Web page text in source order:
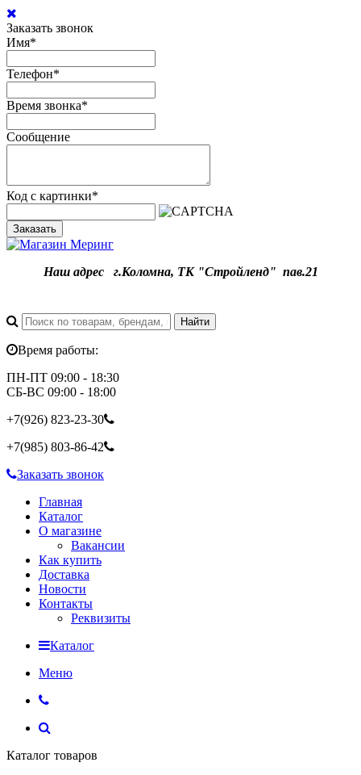
Заказать звонок
Имя*
Телефон*
Время звонка*
Сообщение
Код с картинки*
Заказать
Наш адресг.Коломна, ТК "Стройленд" пав.21
Время работы:
ПН-ПТ 09:00 - 18:30
СБ-ВС 09:00 - 18:00
+7(926) 823-23-30
+7(985) 803-86-42
Заказать звонок
Главная
Каталог
О магазине
Вакансии
Как купить
Доставка
Новости
Контакты
Реквизиты
Каталог
Меню
Каталог товаров